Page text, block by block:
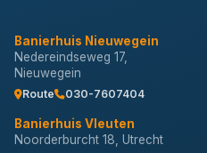
Banierhuis Nieuwegein
Nedereindseweg 17,
Nieuwegein
Route 030-7607404
Banierhuis Vleuten
Noorderburcht 18, Utrecht